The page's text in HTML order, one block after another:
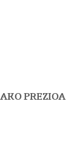
PREZIOA